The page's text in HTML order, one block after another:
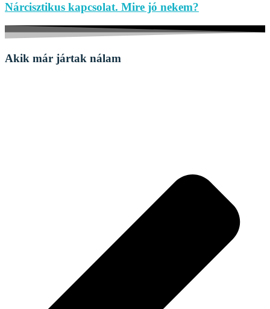
Nárcisztikus kapcsolat. Mire jó nekem?
Akik már jártak nálam